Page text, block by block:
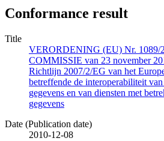
Conformance result
Title
VERORDENING (EU) Nr. 1089/
COMMISSIE van 23 november
Richtlijn 2007/2/EG van het
betreffende de interoperabiliteit
gegevens en van diensten met
gegevens
Date (Publication date)
2010-12-08